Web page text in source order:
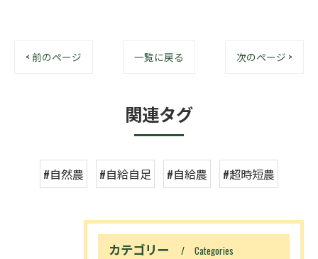
< 前のページ 一覧に戻る 次のページ >
関連タグ
#自然農 #自給自足 #自給農 #超時短農
カテゴリー Categories